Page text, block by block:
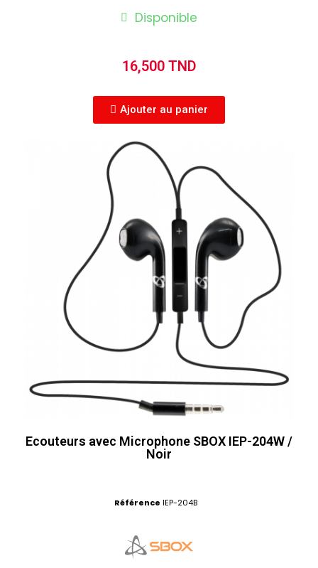
Disponible
16,500 TND
Ajouter au panier
Ecouteurs avec Microphone SBOX IEP-204W /
Noir
Référence IEP-204B